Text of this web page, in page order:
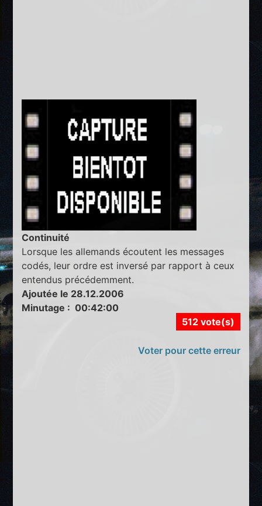
Continuité
Lorsque les allemands écoutent les messages
codés, leur ordre est inversé par rapport à ceux
entendus précédemment.
Ajoutée le 28.12.2006
Minutage : 00:42:00
512 vote(s)
Voter pour cette erreur